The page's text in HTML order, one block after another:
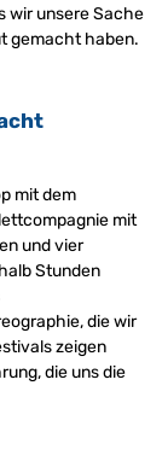
wir unsere Sache
gemacht haben.
mit dem
mit
und vier
Stunden
die wir
zeigen
die uns die